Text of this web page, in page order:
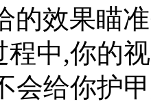
的效果瞄
程中,你的
会给你护